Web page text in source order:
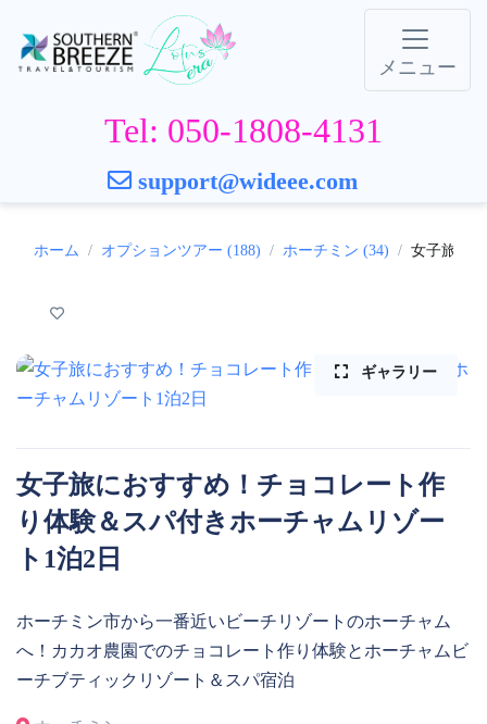
メニュー
Tel: 050-1808-4131
support@wideee.com
ホーム オプションツアー (188) ホーチミン (34) 女子旅に
ギャラリー
女子旅におすすめ！チョコレート作
り体験＆スパ付きホーチャムリゾー
ト1泊2日
ホーチミン市から一番近いビーチリゾートのホーチャム
へ！カカオ農園でのチョコレート作り体験とホーチャムビ
ーチブティックリゾート＆スパ宿泊